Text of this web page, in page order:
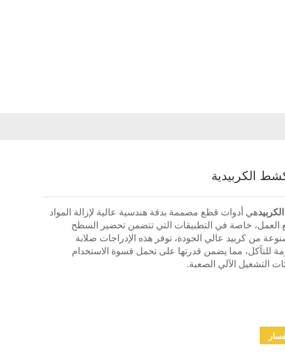
الكربيدية
هي أدوات قطع مصممة بدقة هندسية عالية لإزالة المواد
العمل، خاصة في التطبيقات التي تتضمن تحضير السطح
من كربيد عالي الجودة، توفر هذه الإدراجات صلابة
للتآكل، مما يضمن قدرتها على تحمل قسوة الاستخدام
التشغيل الآلي الصعبة.